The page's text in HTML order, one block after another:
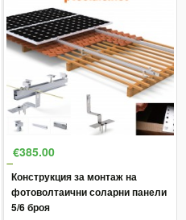
€385.00
Конструкция за монтаж на
фотоволтаични соларни панели
5/6 броя